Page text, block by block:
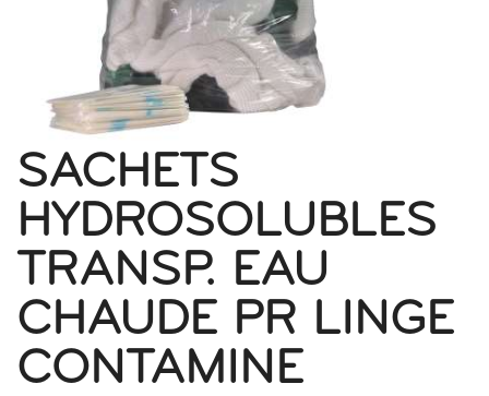
SACHETS
HYDROSOLUBLES
TRANSP. EAU
CHAUDE PR LINGE
CONTAMINE